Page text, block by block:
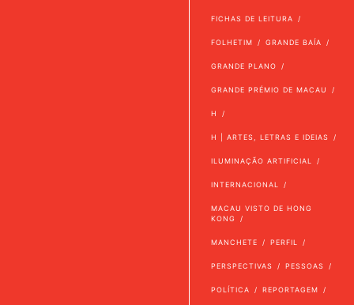
FICHAS DE LEITURA
FOLHETIM GRANDE BAÍA
GRANDE PLANO
GRANDE PRÉMIO DE MACAU
H
H | ARTES, LETRAS E IDEIAS
ILUMINAÇÃO ARTIFICIAL
INTERNACIONAL
MACAU VISTO DE HONG
KONG
MANCHETE PERFIL
PERSPECTIVAS PESSOAS
POLÍTICA REPORTAGEM